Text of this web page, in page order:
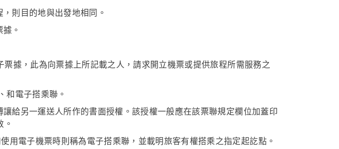
則目的地與出發地相同。
。
票據，此為向票據上所記載之人，請求開立機票或提供旅程所需服務之
和電子搭乘聯。
給另一運送人所作的書面授權。該授權一般應在該票聯規定欄位加蓋印
用電子機票時則稱為電子搭乘聯，並載明旅客有權搭乘之指定起訖點。